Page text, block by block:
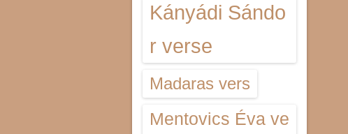
Kányádi Sándo
r verse
Madaras vers
Mentovics Éva ve